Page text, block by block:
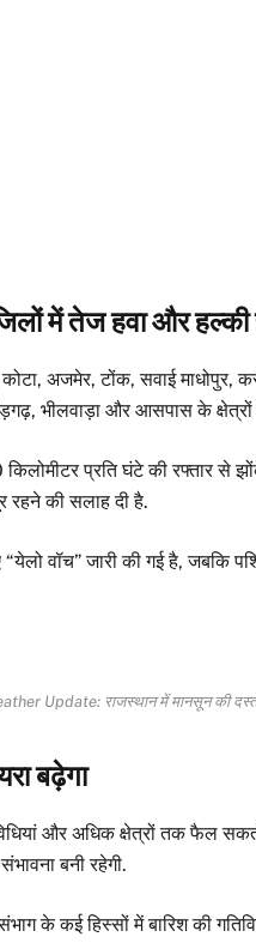
में तेज हवा और
अजमेर, टोंक, सवाई माधोपुर,
भीलवाड़ा और आसपास के
प्रति घंटे की रफ्तार से
रहने की सलाह दी है.
“येलो वॉच” जारी की गई है, जबकि
Update: राजस्थान में मानसून की
बढ़ेगा
और अधिक क्षेत्रों तक फैल
बनी रहेगी.
के कई हिस्सों में बारिश की